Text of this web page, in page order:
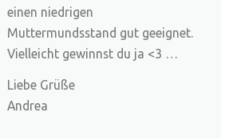
einen niedrigen
Muttermundsstand gut geeignet.
Vielleicht gewinnst du ja <3 …
Liebe Grüße
Andrea